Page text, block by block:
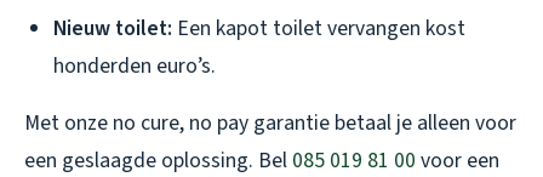
Nieuw toilet: Een kapot toilet vervangen kost
honderden euro’s.
Met onze no cure, no pay garantie betaal je alleen voor
een geslaagde oplossing. Bel 085 019 81 00 voor een